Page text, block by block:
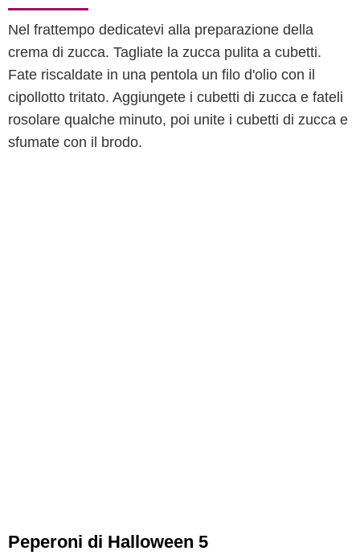
Nel frattempo dedicatevi alla preparazione della
crema di zucca. Tagliate la zucca pulita a cubetti.
Fate riscaldate in una pentola un filo d'olio con il
cipollotto tritato. Aggiungete i cubetti di zucca e fateli
rosolare qualche minuto, poi unite i cubetti di zucca e
sfumate con il brodo.
Peperoni di Halloween 5